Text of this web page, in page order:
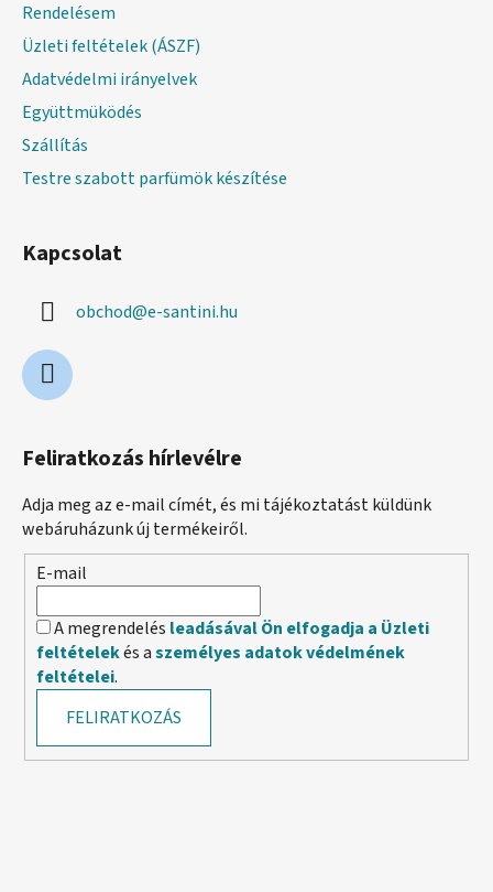
Rendelésem
Üzleti feltételek (ÁSZF)
Adatvédelmi irányelvek
Együttmüködés
Szállítás
Testre szabott parfümök készítése
Kapcsolat
obchod@e-santini.hu
Feliratkozás hírlevélre
Adja meg az e-mail címét, és mi tájékoztatást küldünk
webáruházunk új termékeiről.
E-mail
A megrendelés leadásával Ön elfogadja a Üzleti
feltételekés aszemélyes adatok védelmének
feltételei.
FELIRATKOZÁS